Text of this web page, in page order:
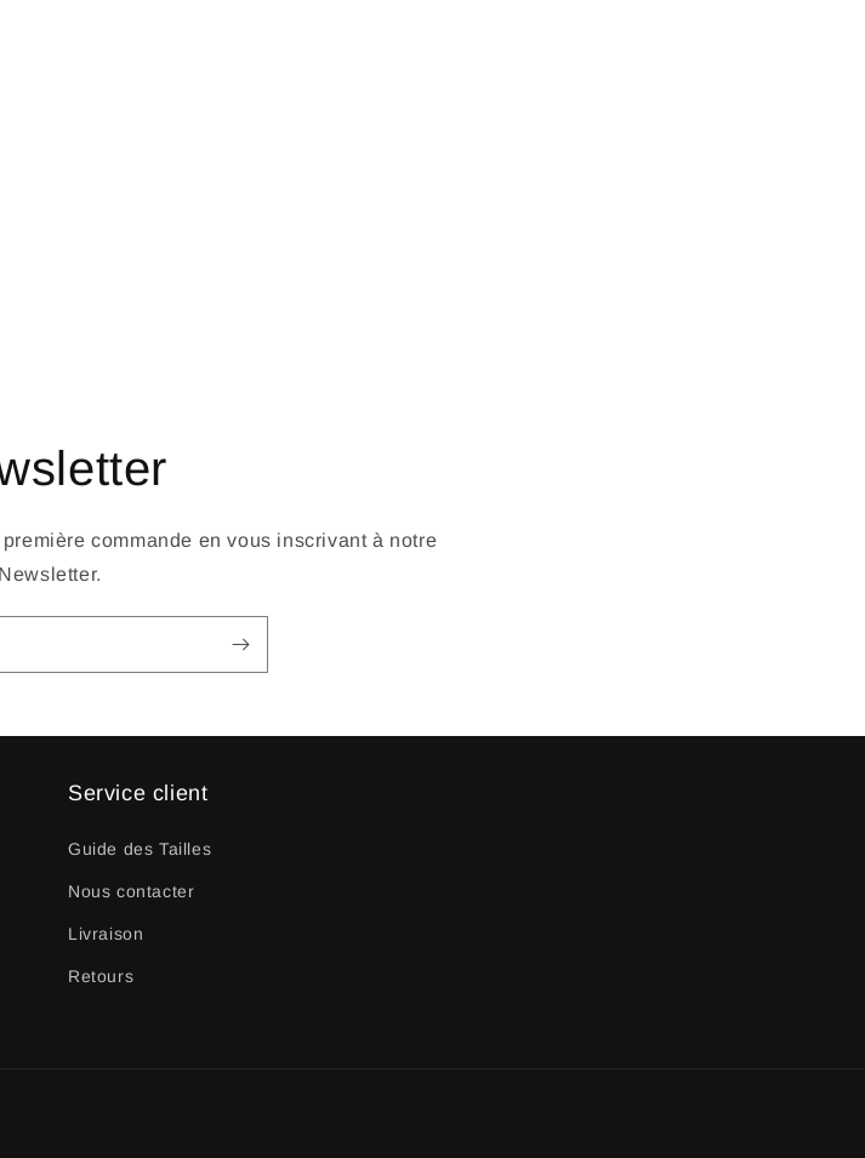
commande en vous inscrivant à notre
Newsletter.
Service client
Guide des Tailles
Nous contacter
Livraison
Retours